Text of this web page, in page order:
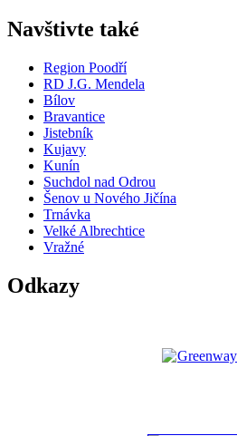
Navštivte také
Region Poodří
RD J.G. Mendela
Bílov
Bravantice
Jistebník
Kujavy
Kunín
Suchdol nad Odrou
Šenov u Nového Jičína
Trnávka
Velké Albrechtice
Vražné
Odkazy